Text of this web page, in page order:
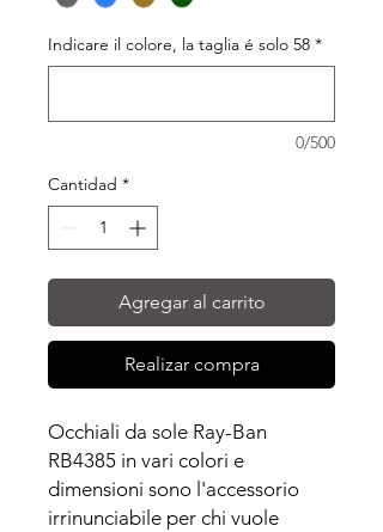
Indicare il colore, la taglia é solo 58 *
0/500
Cantidad *
Agregar al carrito
Realizar compra
Occhiali da sole Ray-Ban
RB4385 in vari colori e
dimensioni sono l'accessorio
irrinunciabile per chi vuole